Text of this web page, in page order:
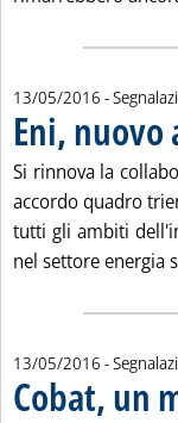
13/05/2016 -
Eni, nuovo
Si rinnova la
accordo quadro
tutti gli ambiti
nel settore energia
13/05/2016 -
Cobat, un